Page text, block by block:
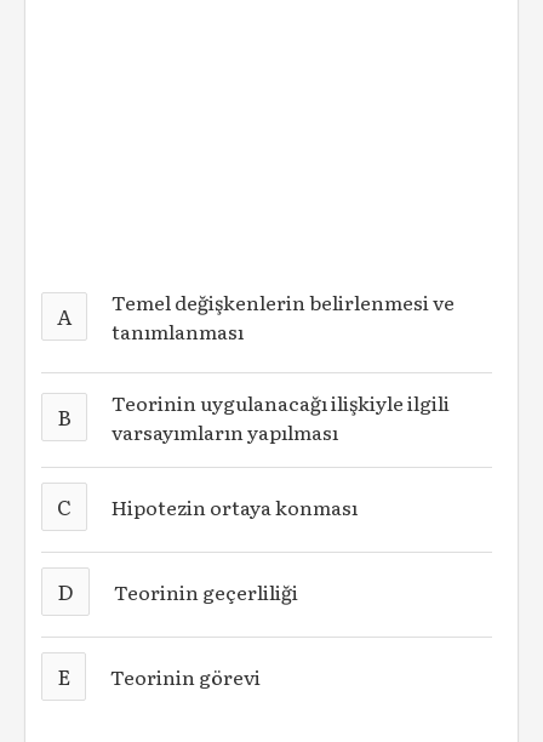
A
Temel değişkenlerin belirlenmesi ve
tanımlanması
B
Teorinin uygulanacağı ilişkiyle ilgili
varsayımların yapılması
C Hipotezin ortaya konması
D Teorinin geçerliliği
E Teorinin görevi